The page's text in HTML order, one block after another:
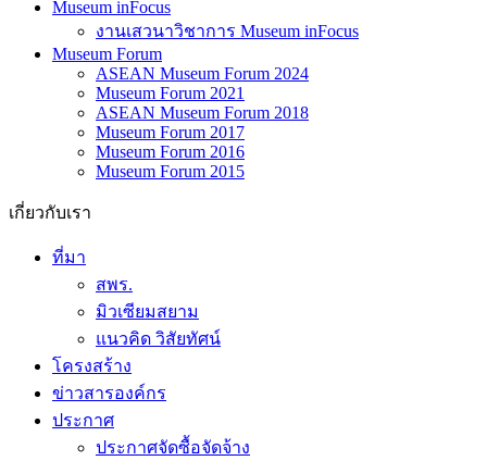
Museum inFocus
งานเสวนาวิชาการ Museum inFocus
Museum Forum
ASEAN Museum Forum 2024
Museum Forum 2021
ASEAN Museum Forum 2018
Museum Forum 2017
Museum Forum 2016
Museum Forum 2015
เกี่ยวกับเรา
ที่มา
สพร.
มิวเซียมสยาม
แนวคิด วิสัยทัศน์
โครงสร้าง
ข่าวสารองค์กร
ประกาศ
ประกาศจัดซื้อจัดจ้าง